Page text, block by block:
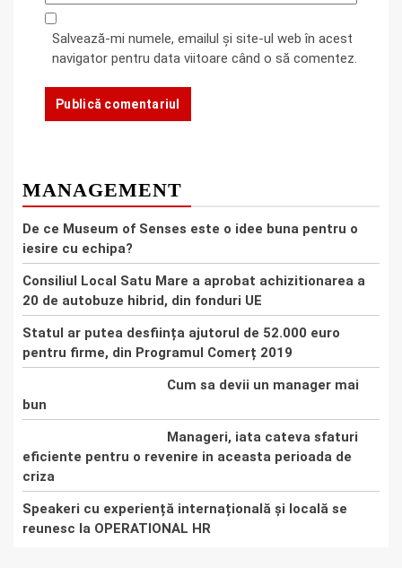
Salvează-mi numele, emailul și site-ul web în acest
navigator pentru data viitoare când o să comentez.
MANAGEMENT
De ce Museum of Senses este o idee buna pentru o
iesire cu echipa?
Consiliul Local Satu Mare a aprobat achizitionarea a
20 de autobuze hibrid, din fonduri UE
Statul ar putea desființa ajutorul de 52.000 euro
pentru firme, din Programul Comerț 2019
Cum sa devii un manager mai
bun
Manageri, iata cateva sfaturi
eficiente pentru o revenire in aceasta perioada de
criza
Speakeri cu experiență internațională și locală se
reunesc la OPERATIONAL HR